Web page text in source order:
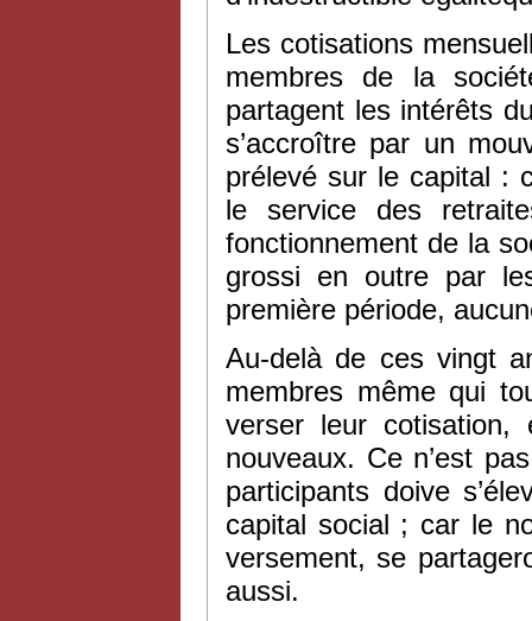
Les cotisations
membres de la
partagent les intérêts
s’accroître par un
prélevé sur le capital :
le service des
fonctionnement de la
grossi en outre par
première période,
Au-delà de ces vingt
membres même qui
verser leur
nouveaux. Ce n’est
participants doive
capital social ; car le
versement, se
aussi.